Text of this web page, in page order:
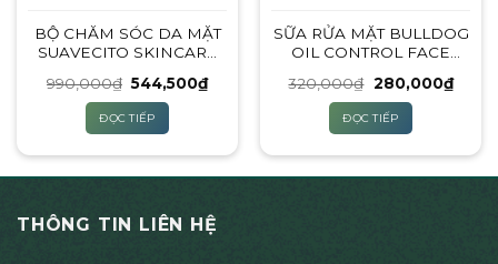
BỘ CHĂM SÓC DA MẶT
SUAVECITO SKINCARE
PHẨM
990,000₫ Giá
là:
990,000₫.
544,500₫Giá
hiện
ĐỌC TIẾP
SỮA RỬA MẶT BULLDOG
OIL CONTROL FACE
CHO DA DẦU)
320,000₫ Giá
là:
320,000₫.
280,000₫Giá
hiện
ĐỌC TIẾP
THÔNG TIN LIÊN HỆ